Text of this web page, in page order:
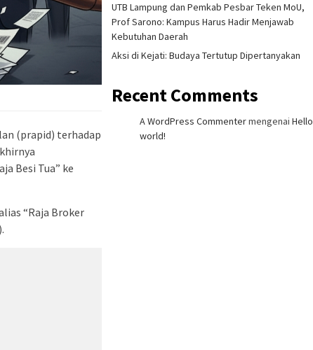
(prapid) terhadap
Besi Tua” ke
“Raja Broker
UTB Lampung dan Pemkab Pesbar Teken MoU,
Prof Sarono: Kampus Harus Hadir Menjawab
Kebutuhan Daerah
Aksi di Kejati: Budaya Tertutup Dipertanyakan
Recent Comments
A WordPress CommentermengenaiHello
world!